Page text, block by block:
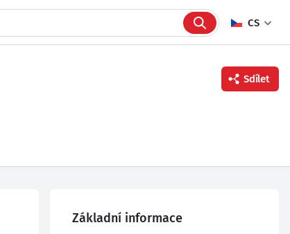
CS
Twitter
Sdílet
Základní informace